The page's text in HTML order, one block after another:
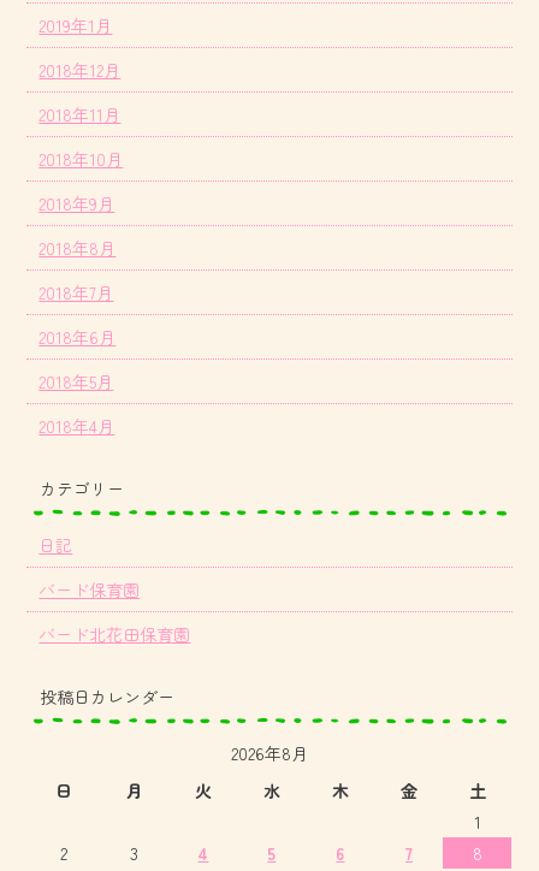
2019年1月
2018年12月
2018年11月
2018年10月
2018年9月
2018年8月
2018年7月
2018年6月
2018年5月
2018年4月
カテゴリー
日記
バード保育園
バード北花田保育園
投稿日カレンダー
2026年8月
日
月 火 水 木 金
土
1
2
3 4 5 6 7 8